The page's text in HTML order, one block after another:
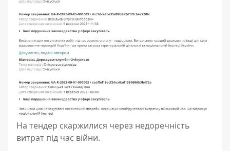
На тендер скаржилися через недоречність
витрат під час війни.